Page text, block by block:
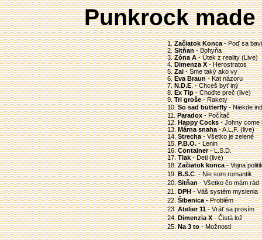
Punkrock
1.Začiatok Konca- Poď sa
2.Sitňan- Bohyňa
3.Zóna A- Útek z reality (Live)
4.Dimenza X- Herostratos
5.Zai- Sme taký ako vy
6.Eva Braun- Kat názoru
7.N.D.E. - Chceš byť iný
8.Ex Tip- Choďte preč (live)
9.Tri groše- Rakety
10.So sad butterfly- Niekde
11.Paradox- Počítač
12.Happy Cocks- Johny come
13.Márna snaha- A.L.F. (live)
14.Strecha- Všetko je zelené
15.P.B.O.- Lenin
16.Container- L.S.D.
17.Tlak- Deti (live)
18.Začiatok konca- Vojna
19.B.S.C. - Nie som romantik
20.Sitňan- Všetko čo mám rád
21.DPH- Váš systém myslenia
22.Šibenica- Problém
23.Atelier 11- Vráť sa prosím
24.Dimenzia X- Čistá lož
25.Na 3 to- Možnosti